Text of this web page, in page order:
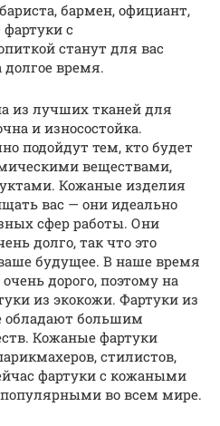
бармен, официант,
с
станут для вас
время.
из лучших тканей для
и износостойка.
подойдут тем, кто будет
веществами,
Кожаные изделия
вас — они идеально
сфер работы. Они
долго, так что это
будущее. В наше время
дорого, поэтому на
из экокожи. Фартуки из
обладают большим
Кожаные фартуки
стилистов,
фартуки с кожаными
во всем мире.